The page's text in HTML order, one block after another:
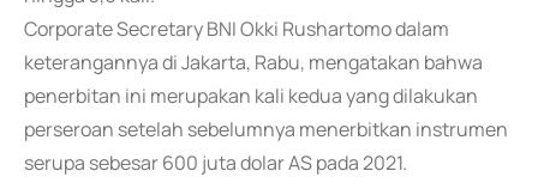
Corporate Secretary BNI Okki Rushartomo dalam
keterangannya di Jakarta, Rabu, mengatakan bahwa
penerbitan ini merupakan kali kedua yang dilakukan
perseroan setelah sebelumnya menerbitkan instrumen
serupa sebesar 600 juta dolar AS pada 2021.